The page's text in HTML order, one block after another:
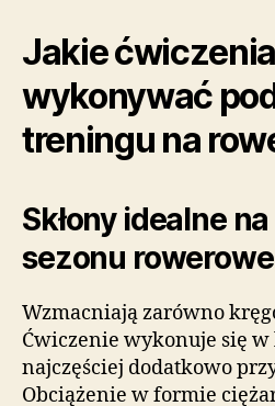
Jakie ćwiczenia
wykonywać
treningu na
Skłony idealne
sezonu
Wzmacniają zarówno
Ćwiczenie wykonuje się
najczęściej dodatkowo
Obciążenie w formie